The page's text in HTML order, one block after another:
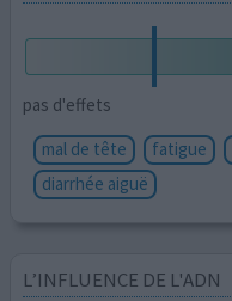
pas d'effets
mal de tête
fatigue
diarrhée aiguë
L’INFLUENCE DE L'ADN